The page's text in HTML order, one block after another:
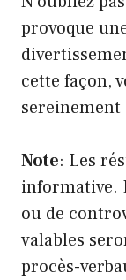
provoque
cette façon,
sereinement
Note: Les
informative.
ou de
valables
procès-